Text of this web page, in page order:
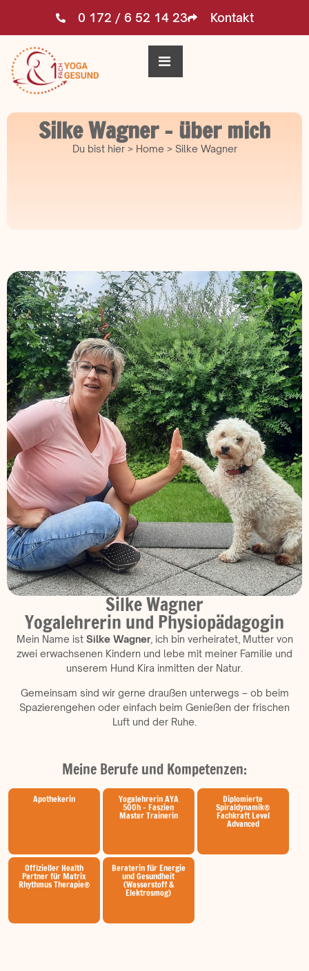
0 172 / 6 52 14 23 Kontakt
Silke Wagner - über mich
Du bist hier > Home > Silke Wagner
Silke Wagner
Yogalehrerin und Physiopädagogin
Mein Name ist Silke Wagner, ich bin verheiratet, Mutter von
zwei erwachsenen Kindern und lebe mit meiner Familie und
unserem Hund Kira inmitten der Natur.
Gemeinsam sind wir gerne draußen unterwegs – ob beim
Spazierengehen oder einfach beim Genießen der frischen
Luft und der Ruhe.
Meine Berufe und Kompetenzen:
Apothekerin Yogalehrerin AYA
500h - Faszien
Master Trainerin
Diplomierte
Spiraldynamik®
Fachkraft Level
Advanced
Offizieller Health
Partner für Matrix
Rhythmus Therapie®
Beraterin für Energie
und Gesundheit
(Wasserstoff &
Elektrosmog)